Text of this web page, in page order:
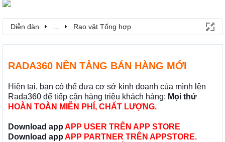
Diễn đàn Rao vặt Tổng hợp
RADA360 NỀN TẢNG BÁN HÀNG MỚI
Hiện tại, bạn có thể đưa cơ sở kinh doanh của mình lên
Rada360 để tiếp cận hàng triệu khách hàng: Mọi thứ
HOÀN TOÀN MIỄN PHÍ, CHẤT LƯỢNG.
Download app APP USER TRÊN APP STORE
Download app APP PARTNER TRÊN APPSTORE.